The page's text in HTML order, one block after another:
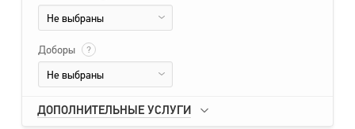
Не выбраны
Доборы ?
Не выбраны
ДОПОЛНИТЕЛЬНЫЕ УСЛУГИ